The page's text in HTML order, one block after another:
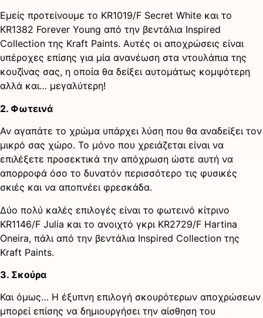
Εμείς προτείνουμε το KR1019/F Secret White και το
KR1382 Forever Young από την βεντάλια Inspired
Collection της Kraft Paints. Αυτές οι αποχρώσεις είναι
υπέροχες επίσης για μία ανανέωση στα ντουλάπια της
κουζίνας σας, η οποία θα δείξει αυτομάτως κομψότερη
αλλά και… μεγαλύτερη!
2. Φωτεινά
Αν αγαπάτε το χρώμα υπάρχει λύση που θα αναδείξει τον
μικρό σας χώρο. Το μόνο που χρειάζεται είναι να
επιλέξετε προσεκτικά την απόχρωση ώστε αυτή να
απορροφά όσο το δυνατόν περισσότερο τις φυσικές
σκιές και να αποπνέει φρεσκάδα.
Δύο πολύ καλές επιλογές είναι το φωτεινό κίτρινο
KR1146/F Julia και το ανοιχτό γκρι KR2729/F Hartina
Oneira, πάλι από την βεντάλια Inspired Collection της
Kraft Paints.
3. Σκούρα
Και όμως… Η έξυπνη επιλογή σκουρότερων αποχρώσεων
μπορεί επίσης να δημιουργήσει την αίσθηση του